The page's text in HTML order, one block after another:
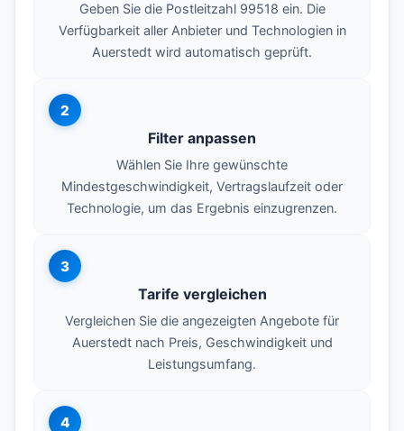
Geben Sie die Postleitzahl 99518 ein. Die
Verfügbarkeit aller Anbieter und Technologien in
Auerstedt wird automatisch geprüft.
2
Filter anpassen
Wählen Sie Ihre gewünschte
Mindestgeschwindigkeit, Vertragslaufzeit oder
Technologie, um das Ergebnis einzugrenzen.
3
Tarife vergleichen
Vergleichen Sie die angezeigten Angebote für
Auerstedt nach Preis, Geschwindigkeit und
Leistungsumfang.
4